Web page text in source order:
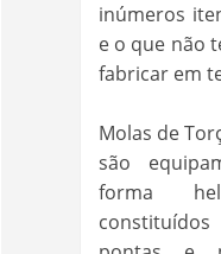
inúmeros
e o que não
fabricar em
Molas de
são
forma